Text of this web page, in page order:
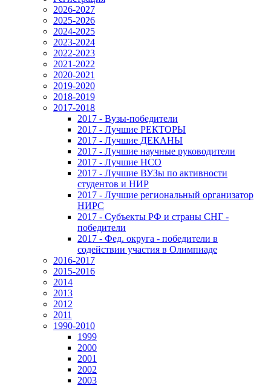
2026-2027
2025-2026
2024-2025
2023-2024
2022-2023
2021-2022
2020-2021
2019-2020
2018-2019
2017-2018
2017 - Вузы-победители
2017 - Лучшие РЕКТОРЫ
2017 - Лучшие ДЕКАНЫ
2017 - Лучшие научные руководители
2017 - Лучшие НСО
2017 - Лучшие ВУЗы по активности
студентов и НИР
2017 - Лучшие региональный организатор
НИРС
2017 - Субъекты РФ и страны СНГ -
победители
2017 - Фед. округа - победители в
содействии участия в Олимпиаде
2016-2017
2015-2016
2014
2013
2012
2011
1990-2010
1999
2000
2001
2002
2003